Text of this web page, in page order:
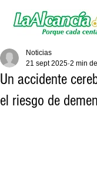
Un accidente
el riesgo de
Noticias
21 sept 2025 2 min